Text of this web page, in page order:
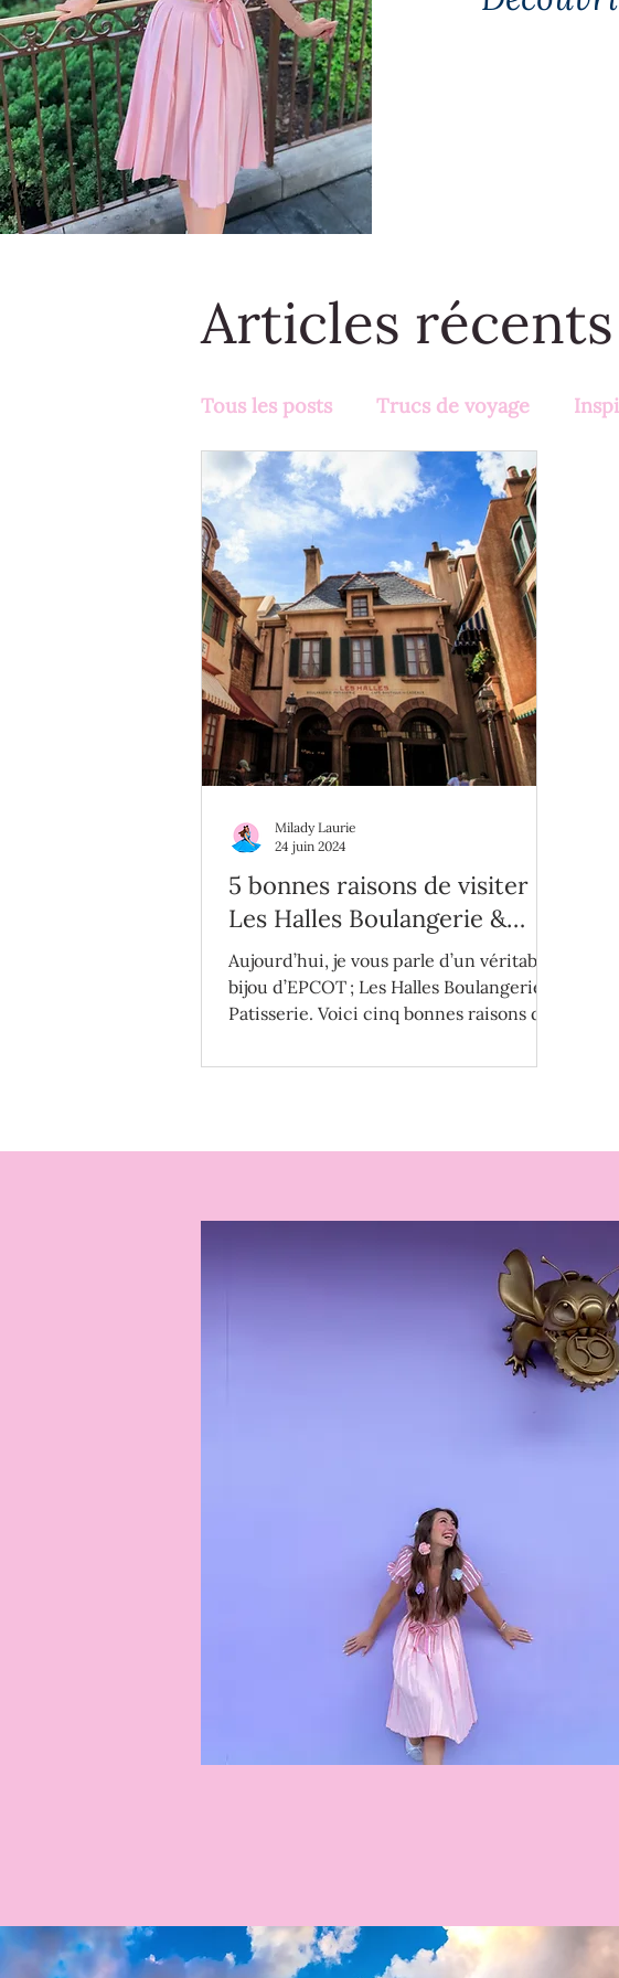
Articles récents
Tous les posts Trucs de voyage
Activités en famille
5 bonnes raisons de visiter
Les Halles Boulangerie &
Patisserie
Aujourd’hui, je vous parle d’un véritable
bijou d’EPCOT ; Les Halles Boulangerie &
Patisserie. Voici cinq bonnes raisons d'y
Milady Laurie
24 juin 2024